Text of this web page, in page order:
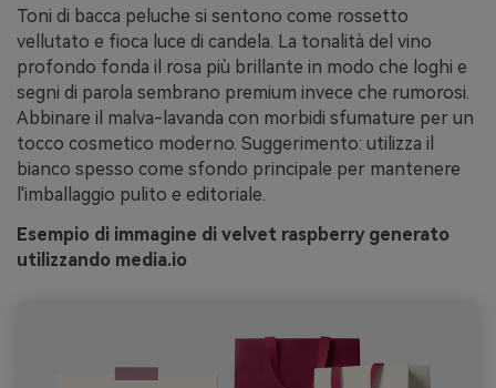
Toni di bacca peluche si sentono come rossetto
vellutato e fioca luce di candela. La tonalità del vino
profondo fonda il rosa più brillante in modo che loghi e
segni di parola sembrano premium invece che rumorosi.
Abbinare il malva-lavanda con morbidi sfumature per un
tocco cosmetico moderno. Suggerimento: utilizza il
bianco spesso come sfondo principale per mantenere
l'imballaggio pulito e editoriale.
Esempio di immagine di velvet raspberry generato
utilizzando media.io